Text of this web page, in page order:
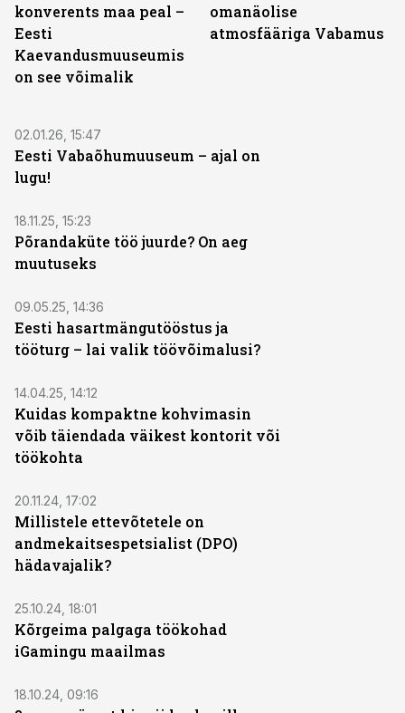
konverents maa peal –
Eesti
Kaevandusmuuseumis
on see võimalik
omanäolise
atmosfääriga Vabamus
02.01.26, 15:47
Eesti Vabaõhumuuseum – ajal on
lugu!
18.11.25, 15:23
Põrandaküte töö juurde? On aeg
muutuseks
09.05.25, 14:36
Eesti hasartmängutööstus ja
tööturg – lai valik töövõimalusi?
14.04.25, 14:12
Kuidas kompaktne kohvimasin
võib täiendada väikest kontorit või
töökohta
20.11.24, 17:02
Millistele ettevõtetele on
andmekaitsespetsialist (DPO)
hädavajalik?
25.10.24, 18:01
Kõrgeima palgaga töökohad
iGamingu maailmas
18.10.24, 09:16